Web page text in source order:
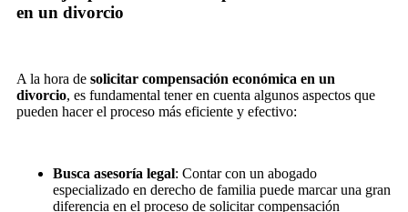
en un divorcio
A la hora de solicitar compensación económica en un
divorcio, es fundamental tener en cuenta algunos aspectos que
pueden hacer el proceso más eficiente y efectivo:
Busca asesoría legal: Contar con un abogado
especializado en derecho de familia puede marcar una gran
diferencia en el proceso de solicitar compensación